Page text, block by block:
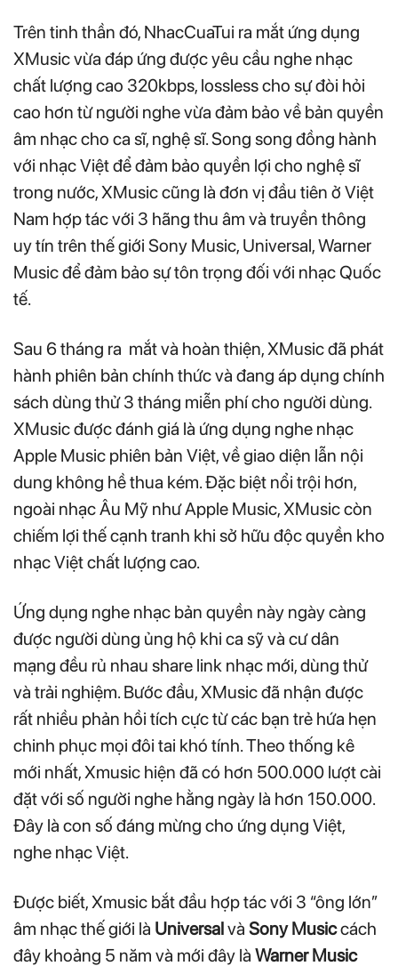
Trên tinh thần đó, NhacCuaTui ra mắt ứng dụng
XMusic vừa đáp ứng được yêu cầu nghe nhạc
chất lượng cao 320kbps, lossless cho sự đòi hỏi
cao hơn từ người nghe vừa đảm bảo về bản quyền
âm nhạc cho ca sĩ, nghệ sĩ. Song song đồng hành
với nhạc Việt để đảm bảo quyền lợi cho nghệ sĩ
trong nước, XMusic cũng là đơn vị đầu tiên ở Việt
Nam hợp tác với 3 hãng thu âm và truyền thông
uy tín trên thế giới Sony Music, Universal, Warner
Music để đảm bảo sự tôn trọng đối với nhạc Quốc
tế.
Sau 6 tháng ra mắt và hoàn thiện, XMusic đã phát
hành phiên bản chính thức và đang áp dụng chính
sách dùng thử 3 tháng miễn phí cho người dùng.
XMusic được đánh giá là ứng dụng nghe nhạc
Apple Music phiên bản Việt, về giao diện lẫn nội
dung không hề thua kém. Đặc biệt nổi trội hơn,
ngoài nhạc Âu Mỹ như Apple Music, XMusic còn
chiếm lợi thế cạnh tranh khi sở hữu độc quyền kho
nhạc Việt chất lượng cao.
Ứng dụng nghe nhạc bản quyền này ngày càng
được người dùng ủng hộ khi ca sỹ và cư dân
mạng đều rủ nhau share link nhạc mới, dùng thử
và trải nghiệm. Bước đầu, XMusic đã nhận được
rất nhiều phản hồi tích cực từ các bạn trẻ hứa hẹn
chinh phục mọi đôi tai khó tính. Theo thống kê
mới nhất, Xmusic hiện đã có hơn 500.000 lượt cài
đặt với số người nghe hằng ngày là hơn 150.000.
Đây là con số đáng mừng cho ứng dụng Việt,
nghe nhạc Việt.
Được biết, Xmusic bắt đầu hợp tác với 3 “ông lớn”
âm nhạc thế giới là Universalvà Sony Musiccách
đây khoảng 5 năm và mới đây là Warner Music